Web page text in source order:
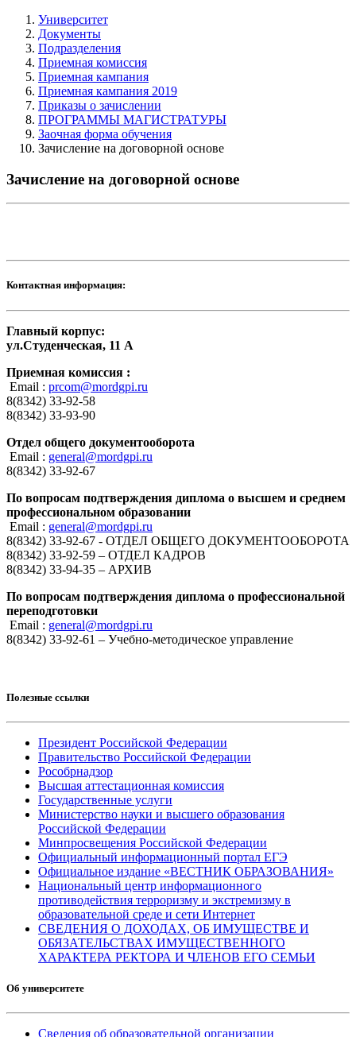
Университет
Документы
Подразделения
Приемная комиссия
Приемная кампания
Приемная кампания 2019
Приказы о зачислении
ПРОГРАММЫ МАГИСТРАТУРЫ
Заочная форма обучения
Зачисление на договорной основе
Зачисление на договорной основе
Контактная информация:
Главный корпус:
ул.Студенческая, 11 А
Приемная комиссия :
Email : prcom@mordgpi.ru
8(8342) 33-92-58
8(8342) 33-93-90
Отдел общего документооборота
Email : general@mordgpi.ru
8(8342) 33-92-67
По вопросам подтверждения диплома о высшем и среднем
профессиональном образовании
Email : general@mordgpi.ru
8(8342) 33-92-67 - ОТДЕЛ ОБЩЕГО ДОКУМЕНТООБОРОТА
8(8342) 33-92-59 – ОТДЕЛ КАДРОВ
8(8342) 33-94-35 – АРХИВ
По вопросам подтверждения диплома о профессиональной
переподготовки
Email : general@mordgpi.ru
8(8342) 33-92-61 – Учебно-методическое управление
Полезные ссылки
Президент Российской Федерации
Правительство Российской Федерации
Рособрнадзор
Высшая аттестационная комиссия
Государственные услуги
Министерство науки и высшего образования
Российской Федерации
Минпросвещения Российской Федерации
Официальный информационный портал ЕГЭ
Официальное издание «ВЕСТНИК ОБРАЗОВАНИЯ»
Национальный центр информационного
противодействия терроризму и экстремизму в
образовательной среде и сети Интернет
СВЕДЕНИЯ О ДОХОДАХ, ОБ ИМУЩЕСТВЕ И
ОБЯЗАТЕЛЬСТВАХ ИМУЩЕСТВЕННОГО
ХАРАКТЕРА РЕКТОРА И ЧЛЕНОВ ЕГО СЕМЬИ
Об университете
Сведения об образовательной организации